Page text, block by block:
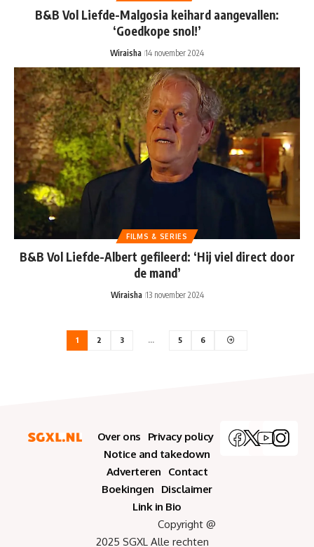
B&B Vol Liefde-Malgosia keihard aangevallen:
‘Goedkope snol!’
Wiraisha 14 november 2024
FILMS & SERIES
B&B Vol Liefde-Albert gefileerd: ‘Hij viel direct door
de mand’
Wiraisha 13 november 2024
1 2 3 … 5 6
Over ons
Privacy policy
Notice and takedown
Adverteren
Contact
Boekingen
Disclaimer
Link in Bio
Copyright @
2025 SGXL Alle rechten